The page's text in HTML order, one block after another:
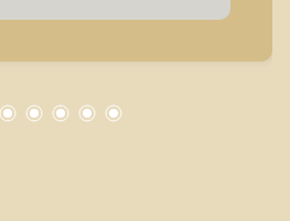
em locação, vendas de
da cidade de Ribeirão